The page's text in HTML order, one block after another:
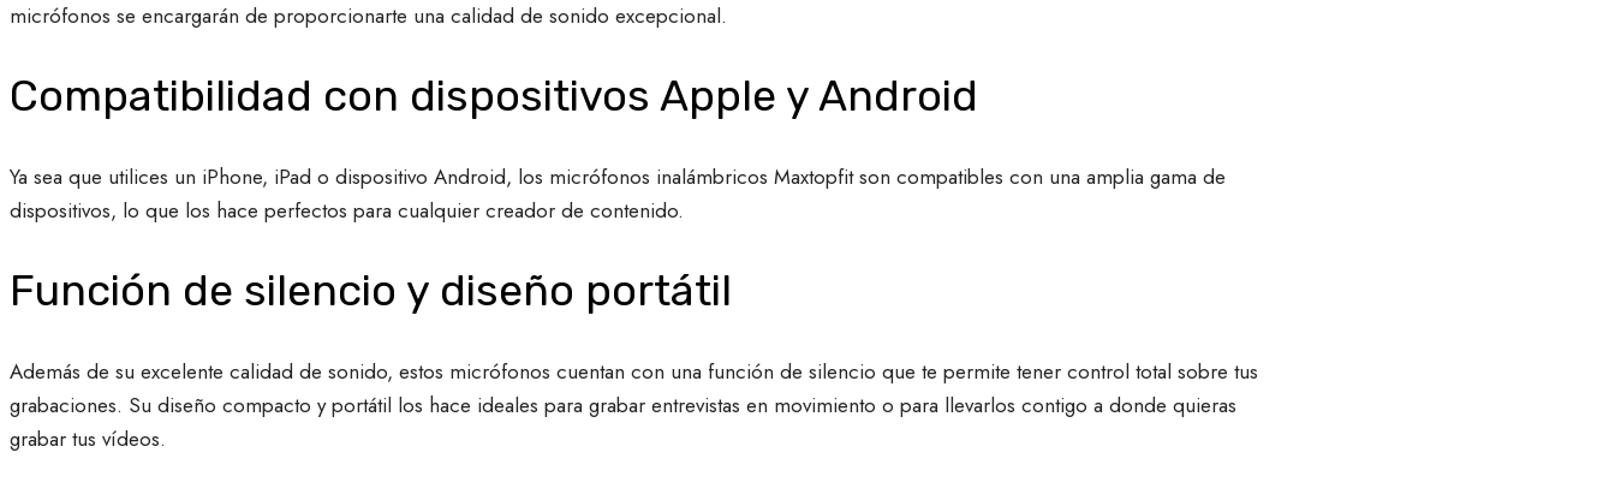
micrófonos se encargarán de proporcionarte una calidad de sonido excepcional.
Compatibilidad con dispositivos Apple y Android
Ya sea que utilices un iPhone, iPad o dispositivo Android, los micrófonos inalámbricos Maxtopfit son compatibles con una amplia gama de
dispositivos, lo que los hace perfectos para cualquier creador de contenido.
Función de silencio y diseño portátil
Además de su excelente calidad de sonido, estos micrófonos cuentan con una función de silencio que te permite tener control total sobre tus
grabaciones. Su diseño compacto y portátil los hace ideales para grabar entrevistas en movimiento o para llevarlos contigo a donde quieras
grabar tus vídeos.